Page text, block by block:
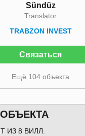
Sündüz
Translator
TRABZON INVEST
Связаться
Ещё 104 объекта
ИЗ 8 ВИЛЛ.